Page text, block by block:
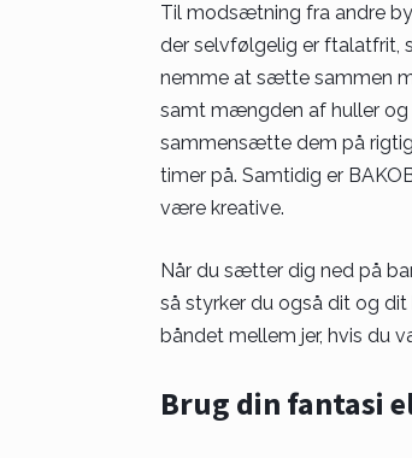
Til modsætning fra andre
der selvfølgelig er ftalatfrit,
nemme at sætte sammen
samt mængden af huller og
sammensætte dem på
timer på. Samtidig er
være kreative.
Når du sætter dig ned på
så styrker du også dit og
båndet mellem jer, hvis du
Brug din fantasi